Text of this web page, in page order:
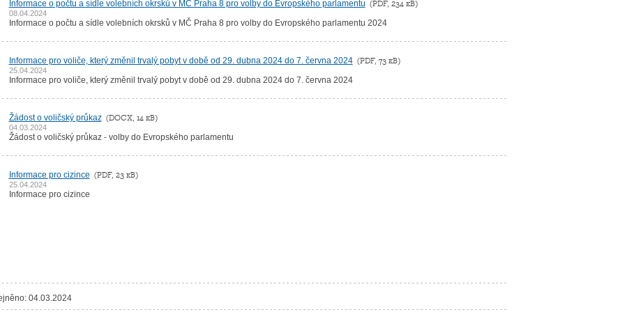
Informace o počtu a sídle volebních okrsků v MČ Praha 8 pro volby do Evropského parlamentu (PDF, 234 kB)
08.04.2024
Informace o počtu a sídle volebních okrsků v MČ Praha 8 pro volby do Evropského parlamentu 2024
Informace pro voliče, který změnil trvalý pobyt v době od 29. dubna 2024 do 7. června 2024(PDF, 73 kB)
25.04.2024
Informace pro voliče, který změnil trvalý pobyt v době od 29. dubna 2024 do 7. června 2024
Žádost o voličský průkaz(DOCX, 14 kB)
04.03.2024
Žádost o voličský průkaz - volby do Evropského parlamentu
Informace pro cizince (PDF, 23 kB)
25.04.2024
Informace pro cizince
04.03.2024